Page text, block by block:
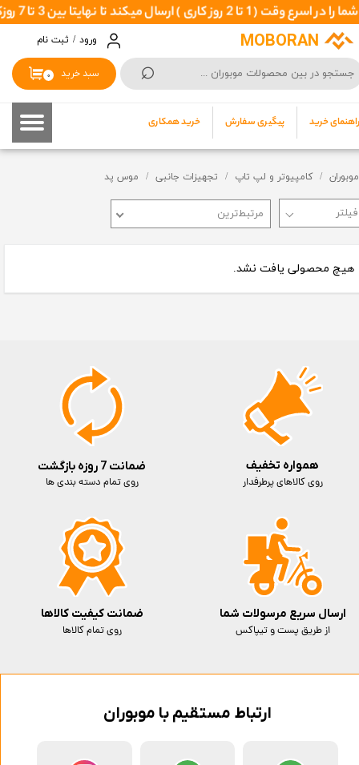
MOBORAN
⌕ ۰ سبد خرید
راهنمای خرید پیگیری سفارش خرید همکاری
ورود / ثبت نام
حساب کاربری من
تغییر گذر واژه
خروج از حساب کاربری
بین 3 تا 7 روزکاری بدستتان برسد
موبوران کامپیوتر و لپ تاپ تجهیزات جانبی موس پد
مرتبط‌ترین
هیچ محصولی یافت نشد.
ارتباط مستقیم با موبوران
ضمانت 7 روزه بازگشت
روی تمام دسته بندی ها
ارسال سریع مرسولات شما
از طریق پست و تیپاکس
ضمانت کیفیت کالاها
روی تمام کالاها
همواره تخفیف
روی کالاهای پرطرفدار